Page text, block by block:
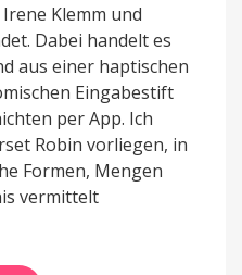
Klemm und
Dabei handelt es
aus einer haptischen
Eingabestift
per App. Ich
Robin vorliegen, in
Formen, Mengen
vermittelt